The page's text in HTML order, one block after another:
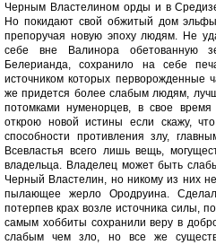
Черным Властелином орды и в
Но покидают свой обжитый дом
препоручая новую эпоху людям. Не
себе вне Валинора обетованную
Белерианда, сохранило на себе
источником которых перворожденные
же придется более слабым людям,
потомками нуменорцев, в свое
открою новой истины если скажу,
способности противления злу,
Всевластья всего лишь вещь,
владельца. Владелец может быть
Черный Властелин, но никому из них
пылающее жерло Ородруина.
потерпев крах возле источника силы,
самым хоббиты сохранили веру в
слабым чем зло, но все же